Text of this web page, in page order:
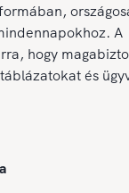
A
hogy
és